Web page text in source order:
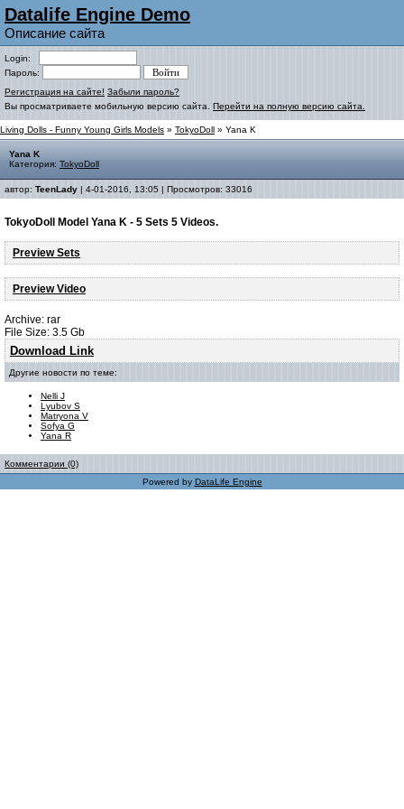
Datalife Engine Demo
Описание сайта
Login:
Пароль:
Регистрация на сайте! Забыли пароль?
Вы просматриваете мобильную версию сайта. Перейти на полную версию сайта.
Living Dolls - Funny Young Girls Models » TokyoDoll » Yana K
Yana K
Категория: TokyoDoll
автор: TeenLady | 4-01-2016, 13:05 | Просмотров: 33016
TokyoDoll Model Yana K - 5 Sets 5 Videos.
Preview Sets
Preview Video
Archive: rar
File Size: 3.5 Gb
Download Link
Другие новости по теме:
Nelli J
Lyubov S
Matryona V
Sofya G
Yana R
Комментарии (0)
Powered by DataLife Engine